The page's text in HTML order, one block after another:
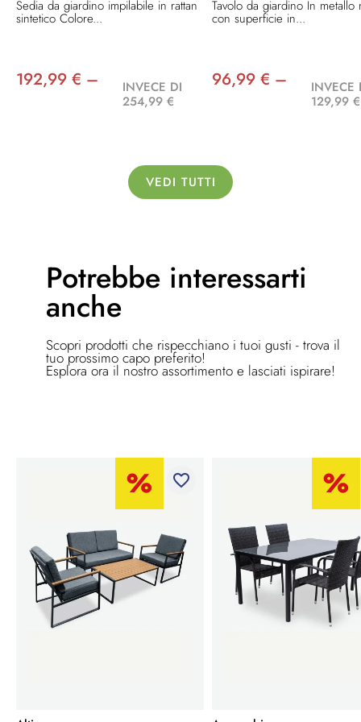
Sedia da giardino impilabile in rattan
sintetico Colore...
192,99 € –
INVECE DI
254,99 €
Tavolo da giardino In metallo
con superficie in...
96,99 € –
INVECE
129,99 €
VEDI TUTTI
Potrebbe interessarti
anche
Scopri prodotti che rispecchiano i tuoi gusti - trova il
tuo prossimo capo preferito!
Esplora ora il nostro assortimento e lasciati ispirare!
favorite_border